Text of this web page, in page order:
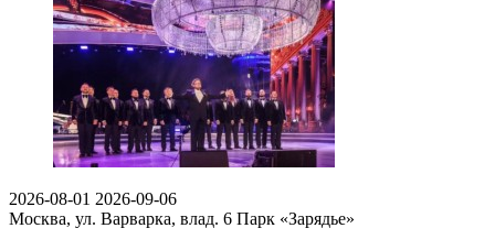
2026-08-01 2026-09-06
Москва, ул. Варварка, влад. 6 Парк «Зарядье»